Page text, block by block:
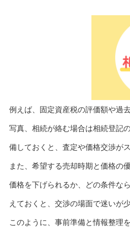
例えば、固定資産税の評価額や過
写真、相続が絡む場合は相続登記
備しておくと、査定や価格交渉が
また、希望する売却時期と価格の
価格を下げられるか、どの条件な
えておくと、交渉の場面で迷いが
このように、事前準備と情報整理